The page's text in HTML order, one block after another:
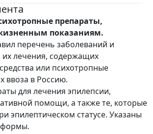
препараты,
показаниям.
перечень заболеваний и
их лечения, содержащих
или психотропные
ввоза в Россию.
для лечения эпилепсии,
помощи, а также те, которые
эпилептическом статусе. Указаны
формы.